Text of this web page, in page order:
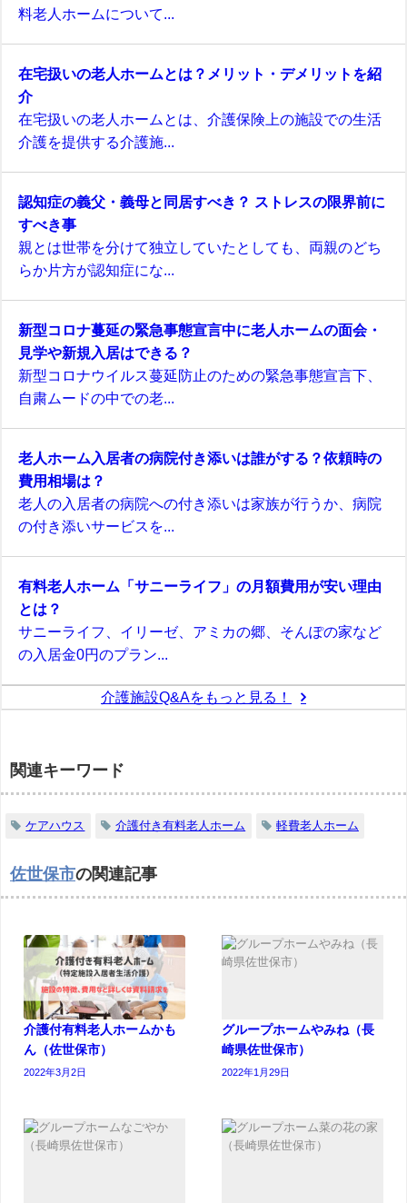
料老人ホームについて...
在宅扱いの老人ホームとは？メリット・デメリットを紹
介
在宅扱いの老人ホームとは、介護保険上の施設での生活
介護を提供する介護施...
認知症の義父・義母と同居すべき？ ストレスの限界前に
すべき事
親とは世帯を分けて独立していたとしても、両親のどち
らか片方が認知症にな...
新型コロナ蔓延の緊急事態宣言中に老人ホームの面会・
見学や新規入居はできる？
新型コロナウイルス蔓延防止のための緊急事態宣言下、
自粛ムードの中での老...
老人ホーム入居者の病院付き添いは誰がする？依頼時の
費用相場は？
老人の入居者の病院への付き添いは家族が行うか、病院
の付き添いサービスを...
有料老人ホーム「サニーライフ」の月額費用が安い理由
とは？
サニーライフ、イリーゼ、アミカの郷、そんぽの家など
の入居金0円のプラン...
介護施設Q&Aをもっと見る！
関連キーワード
ケアハウス 介護付き有料老人ホーム 軽費老人ホーム
佐世保市の関連記事
介護付有料老人ホームかも
ん（佐世保市）
2022年3月2日
グループホームやみね（長
崎県佐世保市）
2022年1月29日